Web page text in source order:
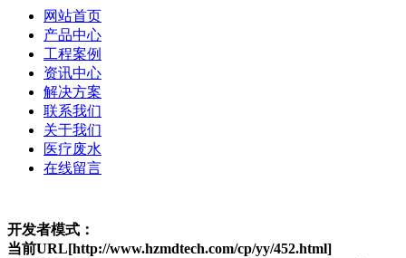
网站首页
产品中心
工程案例
资讯中心
解决方案
联系我们
关于我们
医疗废水
在线留言
开发者模式：
当前URL[http://www.hzmdtech.com/cp/yy/452.html]